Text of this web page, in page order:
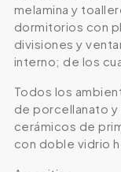
melamina y
dormitorios con
divisiones y
interno; de los
Todos los
de porcellanato
cerámicos de
con doble vidrio